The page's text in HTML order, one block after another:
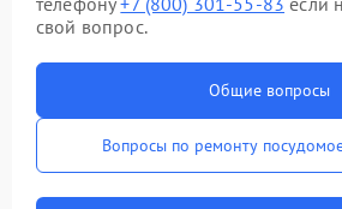
свой вопрос.
Общие вопросы
Вопросы по ремонту